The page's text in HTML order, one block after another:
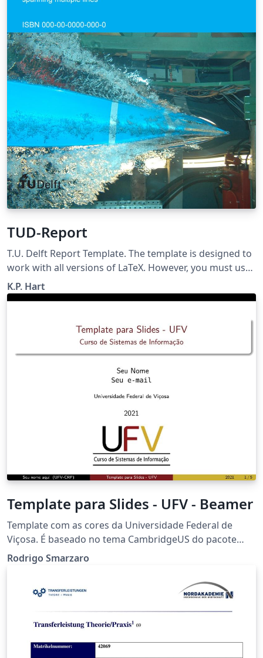
TUD-Report
T.U. Delft Report Template. The template is designed to
work with all versions of LaTeX. However, you must use
XeLaTeX if you wish to use the TrueType and OpenType
fonts included with the template.
K.P. Hart
Template para Slides - UFV - Beamer
Template com as cores da Universidade Federal de
Viçosa. É baseado no tema CambridgeUS do pacote
Beamer. O logo utilizado é o do curso de Sistemas de
Informação.
Rodrigo Smarzaro